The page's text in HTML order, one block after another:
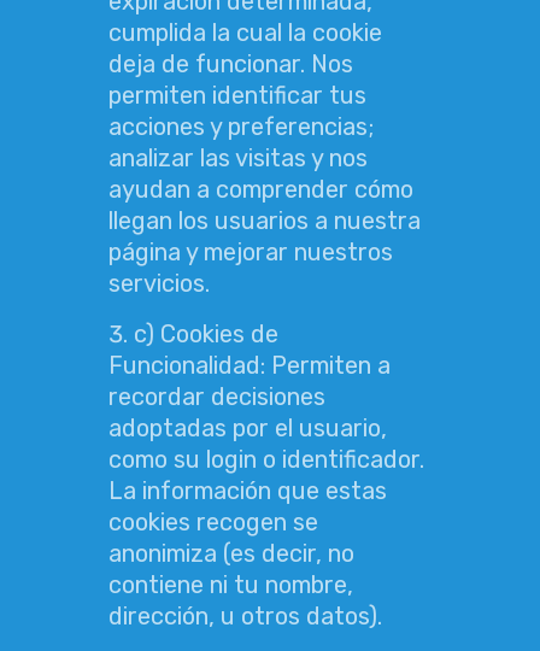
cumplida la cual la cookie
deja de funcionar. Nos
permiten identificar tus
acciones y preferencias;
analizar las visitas y nos
ayudan a comprender cómo
llegan los usuarios a nuestra
página y mejorar nuestros
servicios.
c) Cookies de
Funcionalidad: Permiten a
recordar decisiones
adoptadas por el usuario,
como su login o identificador.
La información que estas
cookies recogen se
anonimiza (es decir, no
contiene ni tu nombre,
dirección, u otros datos).